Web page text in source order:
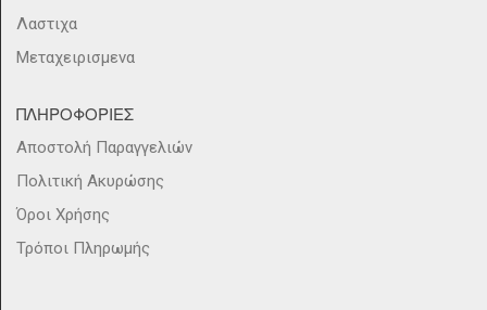
Λαστιχα
Μεταχειρισμενα
ΠΛΗΡΟΦΟΡΙΕΣ
Αποστολή Παραγγελιών
Πολιτική Ακυρώσης
Όροι Χρήσης
Τρόποι Πληρωμής